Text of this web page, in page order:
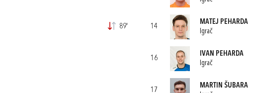
89' 14
MATEJ PEHARDA
Igrač
16
IVAN PEHARDA
Igrač
17
MARTIN ŠUBARA